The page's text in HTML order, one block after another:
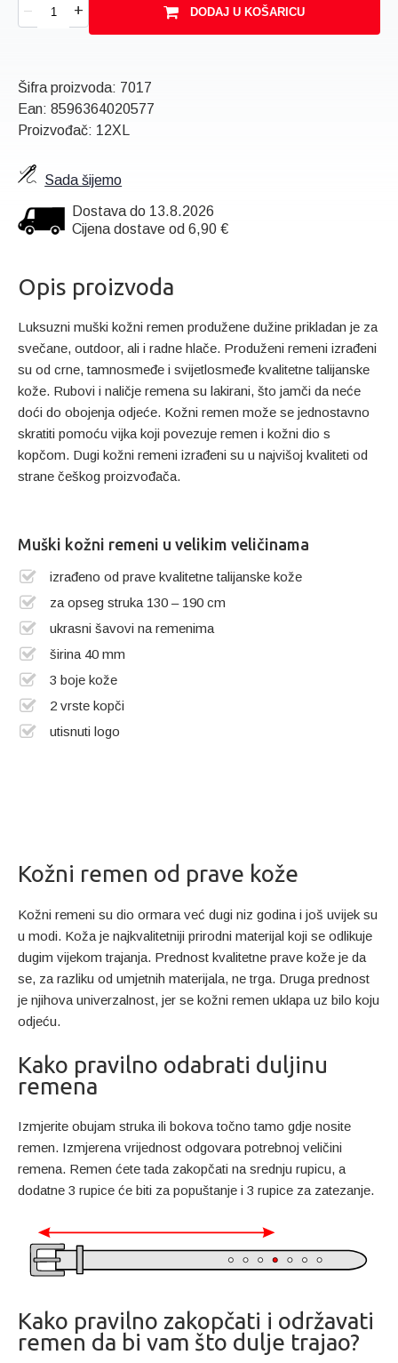
– + DODAJ U KOŠARICU
Šifra proizvoda: 7017
Ean:8596364020577
Proizvođač: 12XL
Sada šijemo
Dostava do 13.8.2026
Cijena dostave od 6,90 €
Opis proizvoda
Luksuzni muški kožni remen produžene dužine prikladan je za
svečane, outdoor, ali i radne hlače. Produženi remeni izrađeni
su od crne, tamnosmeđe i svijetlosmeđe kvalitetne talijanske
kože. Rubovi i naličje remena su lakirani, što jamči da neće
doći do obojenja odjeće. Kožni remen može se jednostavno
skratiti pomoću vijka koji povezuje remen i kožni dio s
kopčom. Dugi kožni remeni izrađeni su u najvišoj kvaliteti od
strane češkog proizvođača.
Muški kožni remeni u velikim veličinama
izrađeno od prave kvalitetne talijanske kože
za opseg struka 130 – 190 cm
ukrasni šavovi na remenima
širina 40 mm
3 boje kože
2 vrste kopči
utisnuti logo
Kožni remen od prave kože
Kožni remeni su dio ormara već dugi niz godina i još uvijek su
u modi. Koža je najkvalitetniji prirodni materijal koji se odlikuje
dugim vijekom trajanja. Prednost kvalitetne prave kože je da
se, za razliku od umjetnih materijala, ne trga. Druga prednost
je njihova univerzalnost, jer se kožni remen uklapa uz bilo koju
odjeću.
Kako pravilno odabrati duljinu
remena
Izmjerite obujam struka ili bokova točno tamo gdje nosite
remen. Izmjerena vrijednost odgovara potrebnoj veličini
remena. Remen ćete tada zakopčati na srednju rupicu, a
dodatne 3 rupice će biti za popuštanje i 3 rupice za zatezanje.
Kako pravilno zakopčati i održavati
remen da bi vam što dulje trajao?